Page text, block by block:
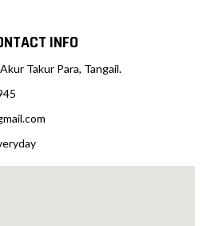
INFO
Takur Para, Tangail.